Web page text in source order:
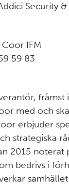
Security
IFM
59 83
med och
erbjuder
strategiska
2015 noterat
bedrivs i